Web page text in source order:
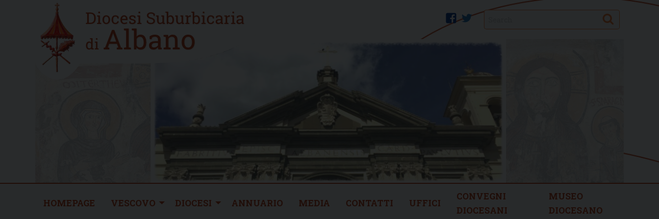
Home
new
twitter
facebook Search
HOMEPAGE VESCOVO DIOCESI ANNUARIO MEDIA CONTATTI UFFICI
CONVEGNI
DIOCESANI
MUSEO
DIOCESANO